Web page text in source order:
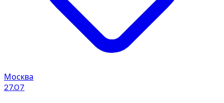
Москва
27.07